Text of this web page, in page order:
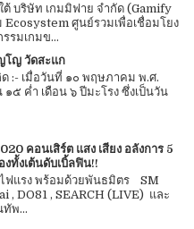
ต้ บริษัท เกมมิฟาย จำกัด (Gamify
ศูนย์รวมเพื่อเชื่อมโยง
รมเกมข...
โญ วัดสะแก
ด :- เมื่อวันที่ ๑๐ พฤษภาคม พ.ศ.
๕ ค่ำ เดือน ๖ ปีมะโรง ซึ่งเป็นวัน
คอนเสิร์ต แสง เสียง อลังการ 5
ทั้งเต้นดับเบิ้ลฟิน!!
ฟแรง พร้อมด้วยพันธมิตร SM
, DO81 , SEARCH (LIVE) และ
พ...